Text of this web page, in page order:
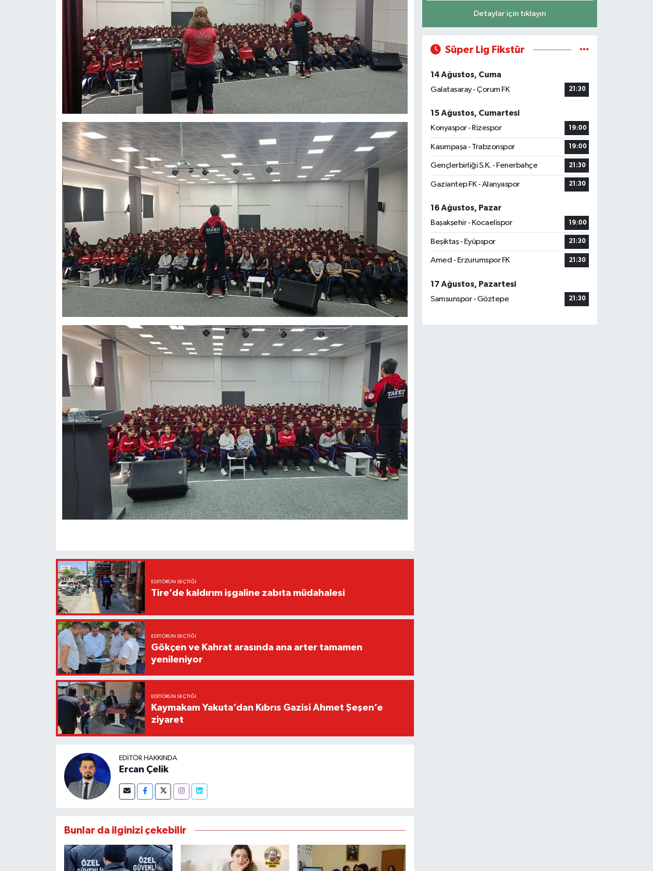
EDITÖRÜN SEÇTIĞI
Tire’de kaldırım işgaline zabıta müdahalesi
EDITÖRÜN SEÇTIĞI
Gökçen ve Kahrat arasında ana arter tamamen
yenileniyor
EDITÖRÜN SEÇTIĞI
Kaymakam Yakuta’dan Kıbrıs Gazisi Ahmet Şeşen’e
ziyaret
EDITÖR HAKKINDA
Ercan Çelik
Bunlar da ilginizi çekebilir
Detaylar için tıklayın
Süper Lig Fikstür
14 Ağustos, Cuma
Galatasaray - Çorum FK
21:30
15 Ağustos, Cumartesi
Konyaspor - Rizespor
19:00
Kasımpaşa - Trabzonspor 19:00
Gençlerbirliği S.K. - Fenerbahçe 21:30
Gaziantep FK - Alanyaspor 21:30
16 Ağustos, Pazar
Başakşehir - Kocaelispor
19:00
Beşiktaş - Eyüpspor 21:30
Amed - Erzurumspor FK 21:30
17 Ağustos, Pazartesi
Samsunspor - Göztepe
21:30